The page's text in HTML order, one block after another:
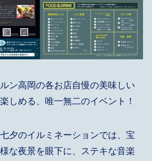
ン高岡の各お店自慢の美味しい
しめる、唯一無二のイベント！
夕のイルミネーションでは、宝
な夜景を眼下に、ステキな音楽